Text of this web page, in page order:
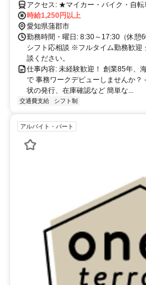
アクセス: ★マイカー・バイク・自転車通勤OK （無料駐車場・駐輪場
完備） ・名鉄蒲郡線・JR東海道本線
鉄蒲郡線「三河鹿島駅」より車で約
郡IC」より車で約13分 ポイント 蒲郡港すぐそばの、広々とした走り
やすい湾岸エリアです。 渋滞の少
ストレスフリー！ 蒲郡市内からはも
市・岡崎市からも車で20〜35分圏
ら通勤している先輩スタッフも活躍
自転車での通勤も可能です（約13分） 【交通アクセス】 ＪＲ東海道
本線（熱海-米原）三河塩津 徒歩30
時給1,250円以上
愛知県蒲郡市
勤務時間・曜日: 8:30～17:30（休
シフト応相談 ※フルタイム勤務歓迎
談ください。
仕事内容: 未経験歓迎！ 創業85年、
で 事務ワークデビューしませんか
状の発行、在庫確認など 簡単な...
交通費支給 シフト制
アルバイト・パート